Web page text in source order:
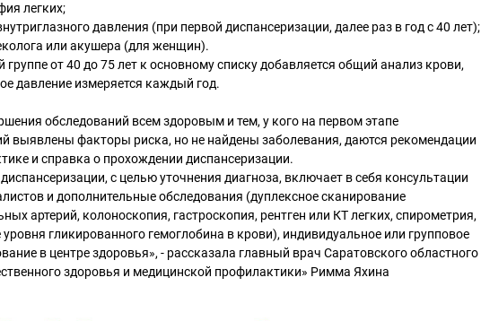
легких;
давления (при первой диспансеризации, далее раз в год с 40 лет);
или акушера (для женщин).
группе от 40 до 75 лет к основному списку добавляется общий анализ крови,
давление измеряется каждый год.
обследований всем здоровым и тем, у кого на первом этапе
выявлены факторы риска, но не найдены заболевания, даются рекомендации
и справка о прохождении диспансеризации.
с целью уточнения диагноза, включает в себя консультации
и дополнительные обследования (дуплексное сканирование
артерий, колоноскопия, гастроскопия, рентген или КТ легких, спирометрия,
уровня гликированного гемоглобина в крови), индивидуальное или групповое
в центре здоровья», - рассказала главный врач Саратовского областного
здоровья и медицинской профилактики» Римма Яхина